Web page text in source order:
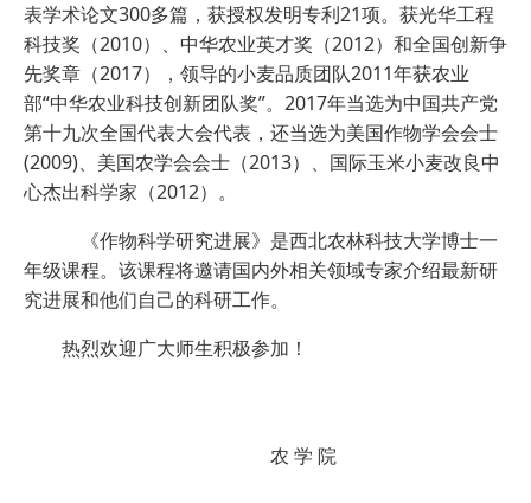
表学术论文300多篇，获授权发明专利21项。获光华工程
科技奖（2010）、中华农业英才奖（2012）和全国创新争
先奖章（2017），领导的小麦品质团队2011年获农业
部“中华农业科技创新团队奖”。2017年当选为中国共产党
第十九次全国代表大会代表，还当选为美国作物学会会士
(2009)、美国农学会会士（2013）、国际玉米小麦改良中
心杰出科学家（2012）。
《作物科学研究进展》是西北农林科技大学博士一
年级课程。该课程将邀请国内外相关领域专家介绍最新研
究进展和他们自己的科研工作。
热烈欢迎广大师生积极参加！
农 学 院